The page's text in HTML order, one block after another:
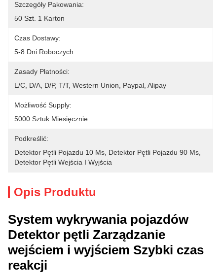
Szczegóły Pakowania:
50 Szt. 1 Karton
Czas Dostawy:
5-8 Dni Roboczych
Zasady Płatności:
L/C, D/A, D/P, T/T, Western Union, Paypal, Alipay
Możliwość Supply:
5000 Sztuk Miesięcznie
Podkreślić:
Detektor Pętli Pojazdu 10 Ms Detektor Pętli Pojazdu 90 Ms
Detektor Pętli Wejścia I Wyjścia
Opis Produktu
System wykrywania pojazdów
Detektor pętli Zarządzanie
wejściem i wyjściem Szybki czas
reakcji